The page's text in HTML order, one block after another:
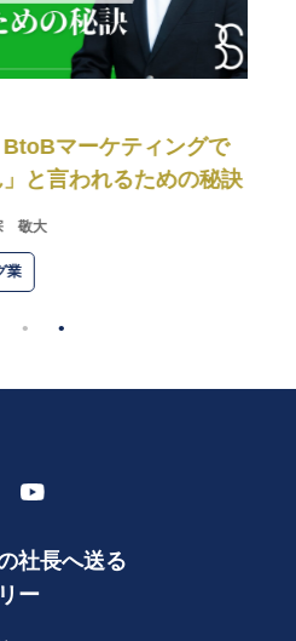
マーケティングで
と言われるための秘訣
敬大
業
社長へ送る
ー